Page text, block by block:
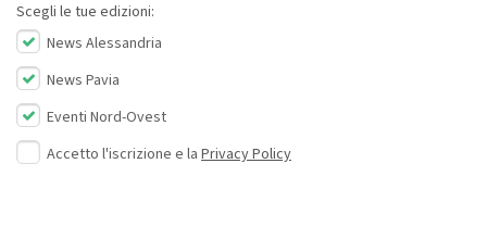
Scegli le tue edizioni:
News Alessandria
News Pavia
Eventi Nord-Ovest
Accetto l'iscrizione e la Privacy Policy